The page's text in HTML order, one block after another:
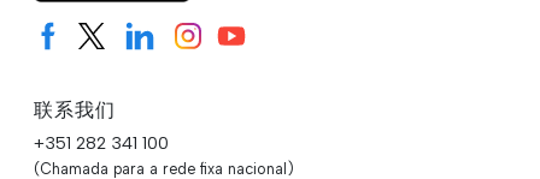
联系我们
+351 282 341 100
(Chamada para a rede fixa nacional)